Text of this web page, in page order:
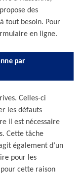
des
tout besoin. Pour
en ligne.
par
Celles-ci
les défauts
il est nécessaire
Cette tâche
également d’un
pour les
cette raison